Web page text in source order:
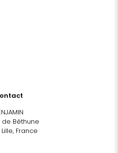
de Béthune
France